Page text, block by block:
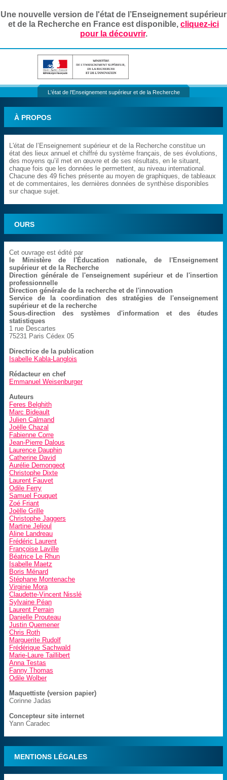
Une nouvelle version de l'état de l’Enseignement supérieur
et de la Recherche en France est disponible, cliquez-ici
pour la découvrir.
L'état de l'Enseignement supérieur et de la Recherche
À PROPOS
L'état de l’Enseignement supérieur et de la Recherche constitue un
état des lieux annuel et chiffré du système français, de ses évolutions,
des moyens qu’il met en œuvre et de ses résultats, en le situant,
chaque fois que les données le permettent, au niveau international.
Chacune des 49 fiches présente au moyen de graphiques, de tableaux
et de commentaires, les dernières données de synthèse disponibles
sur chaque sujet.
OURS
Cet ouvrage est édité par
le Ministère de l'Éducation nationale, de l'Enseignement
supérieur et de la Recherche
Direction générale de l'enseignement supérieur et de l'insertion
professionnelle
Direction générale de la recherche et de l'innovation
Service de la coordination des stratégies de l'enseignement
supérieur et de la recherche
Sous-direction des systèmes d'information et des études
statistiques
1 rue Descartes
75231 Paris Cédex 05
Directrice de la publication
Isabelle Kabla-Langlois
Rédacteur en chef
Emmanuel Weisenburger
Auteurs
Feres Belghith
Marc Bideault
Julien Calmand
Joëlle Chazal
Fabienne Corre
Jean-Pierre Dalous
Laurence Dauphin
Catherine David
Aurélie Demongeot
Christophe Dixte
Laurent Fauvet
Odile Ferry
Samuel Fouquet
Zoé Friant
Joëlle Grille
Christophe Jaggers
Martine Jeljoul
Aline Landreau
Frédéric Laurent
Françoise Laville
Béatrice Le Rhun
Isabelle Maetz
Boris Ménard
Stéphane Montenache
Virginie Mora
Claudette-Vincent Nisslé
Sylvaine Péan
Laurent Perrain
Danielle Prouteau
Justin Quemener
Chris Roth
Marguerite Rudolf
Frédérique Sachwald
Marie-Laure Taillibert
Anna Testas
Fanny Thomas
Odile Wolber
Maquettiste (version papier)
Corinne Jadas
Concepteur site internet
Yann Caradec
MENTIONS LÉGALES